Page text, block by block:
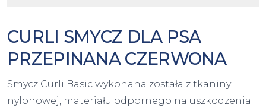
CURLI SMYCZ DLA PSA
PRZEPINANA CZERWONA
Smycz Curli Basic wykonana została z tkaniny
nylonowej, materiału odpornego na uszkodzenia